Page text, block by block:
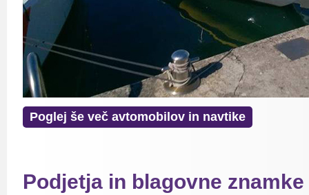
Poglej še več avtomobilov in navtike
Podjetja in blagovne znamke